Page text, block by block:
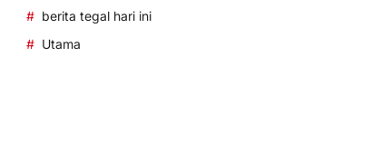
berita tegal hari ini
Utama